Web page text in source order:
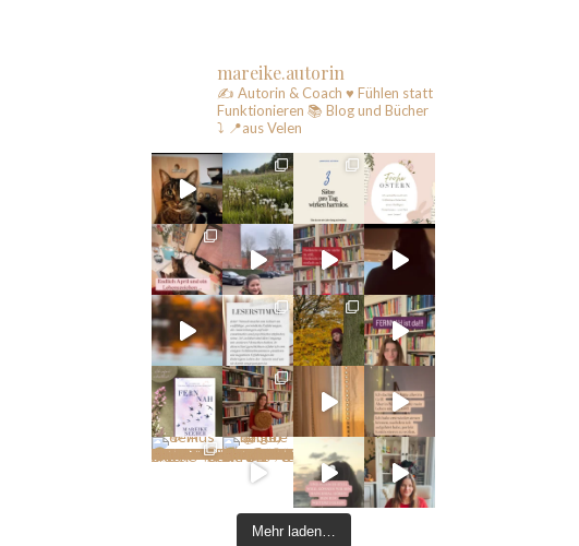
mareike.autorin
✍️ Autorin & Coach ♥️ Fühlen statt
Funktionieren 📚 Blog und Bücher
⤵️ 📍aus Velen
Mehr laden…